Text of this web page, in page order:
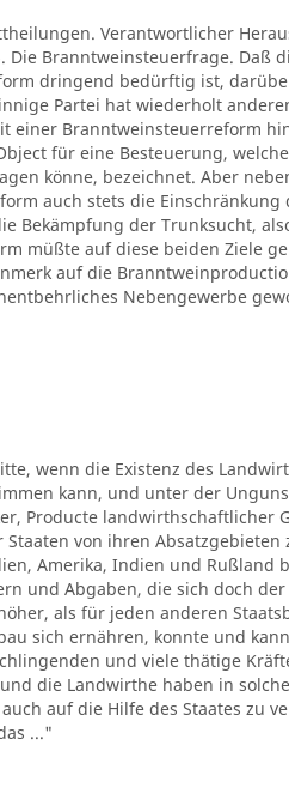
Verantwortlicher
Die Branntweinsteuerfrage. Daß
dringend bedürftig ist,
Partei hat wiederholt
einer Branntweinsteuerreform
für eine Besteuerung,
könne, bezeichnet. Aber
auch stets die
Bekämpfung der Trunksucht,
müßte auf diese beiden Ziele
auf die
Nebengewerbe
wenn die Existenz des
kann, und unter der
Producte landwirthschaftlicher
von ihren Absatzgebieten
Amerika, Indien und Rußland
und Abgaben, die sich doch
als für jeden anderen
sich ernähren, konnte und
und viele thätige
die Landwirthe haben in
auf die Hilfe des Staates zu
..."